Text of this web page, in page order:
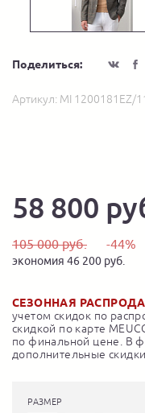
Поделиться:
Артикул: MI 1200181EZ/
58 800
105 000 руб. -44%
экономия 46 200 руб.
СЕЗОННАЯ
учетом скидок по
скидкой по карте
по финальной цене. В
дополнительные
РАЗМЕР